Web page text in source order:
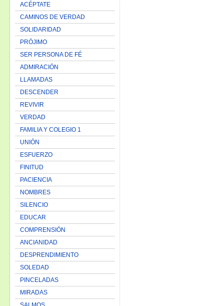
ACÉPTATE
CAMINOS DE VERDAD
SOLIDARIDAD
PRÓJIMO
SER PERSONA DE FÉ
ADMIRACIÓN
LLAMADAS
DESCENDER
REVIVIR
VERDAD
FAMILIA Y COLEGIO 1
UNIÓN
ESFUERZO
FINITUD
PACIENCIA
NOMBRES
SILENCIO
EDUCAR
COMPRENSIÓN
ANCIANIDAD
DESPRENDIMIENTO
SOLEDAD
PINCELADAS
MIRADAS